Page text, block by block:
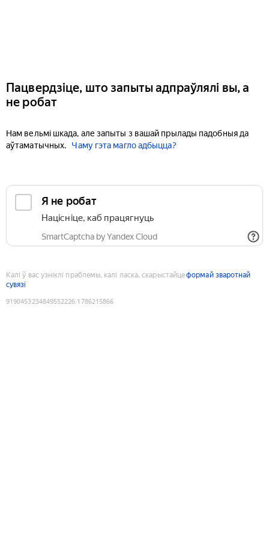
Пацвердзіце, што запыты адпраўлялі вы, а
не робат
Нам вельмі шкада, але запыты з вашай прылады падобныя да
аўтаматычных.
Чаму гэта магло адбыцца?
Я не робат
Націсніце, каб працягнуць
SmartCaptcha by Yandex Cloud
Калі ў вас узніклі праблемы, калі ласка, скарыстайцеформай зваротнай
сувязі
9190453234849552226:1786215866